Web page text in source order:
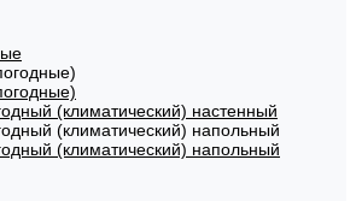
(климатический) настенный
(климатический) напольный
(климатический) напольный